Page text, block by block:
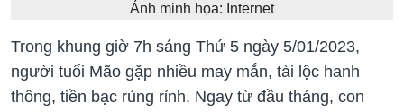
Ảnh minh họa: Internet
Trong khung giờ 7h sáng Thứ 5 ngày 5/01/2023,
người tuổi Mão gặp nhiều may mắn, tài lộc hanh
thông, tiền bạc rủng rỉnh. Ngay từ đầu tháng, con